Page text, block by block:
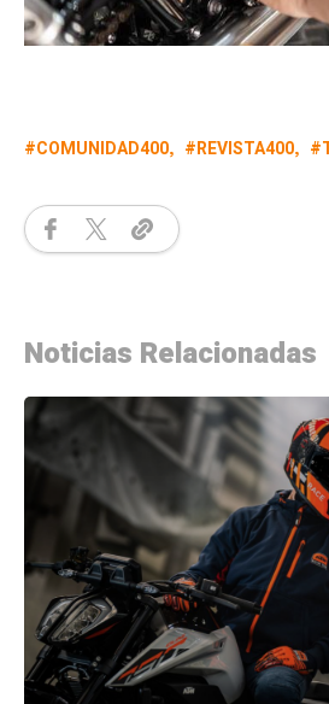
COMUNIDAD400 REVISTA400
Noticias Relacionadas